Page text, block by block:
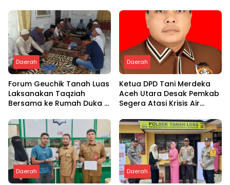
Ambil Bagian
Daerah
Forum Geuchik Tanah Luas
Laksanakan Taqziah
Bersama ke Rumah Duka di
Daerah
Ketua DPD Tani Merdeka
Aceh Utara Desak Pemkab
Segera Atasi Krisis Air
Daerah Daerah